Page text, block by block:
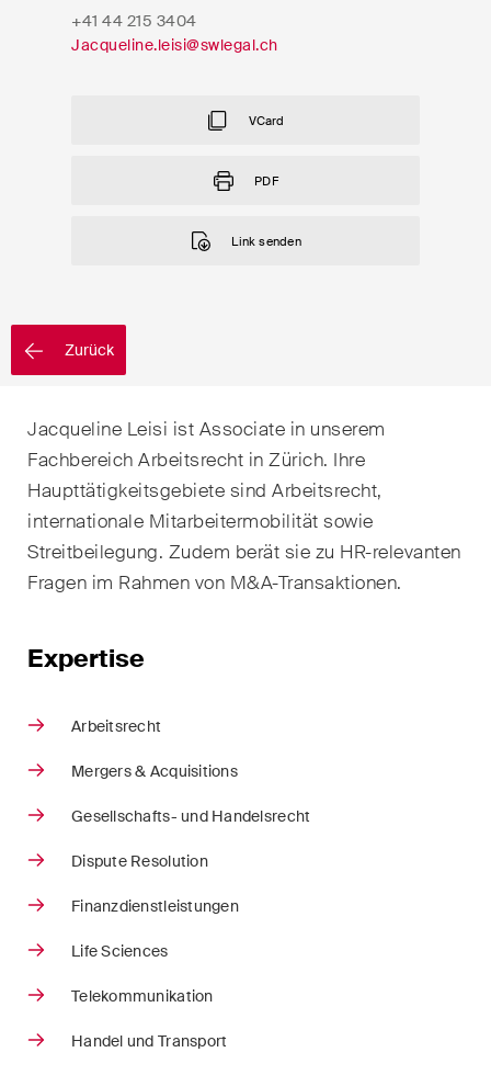
Zurück
+41 44 215 3404
Jacqueline.leisi@swlegal.ch
VCard
PDF
Link senden
Jacqueline Leisi ist Associate in unserem
Fachbereich Arbeitsrecht in Zürich. Ihre
Haupttätigkeitsgebiete sind Arbeitsrecht,
internationale Mitarbeitermobilität sowie
Streitbeilegung. Zudem berät sie zu HR-relevanten
Fragen im Rahmen von M&A-Transaktionen.
Expertise
Arbeitsrecht
Mergers & Acquisitions
Gesellschafts- und Handelsrecht
Dispute Resolution
Finanzdienstleistungen
Life Sciences
Telekommunikation
Handel und Transport
Nachname
Monatlich ausgewählte
Kernthemen aus unseren
Fachgebiete und Branchen,
sowie Newsflashes über die
Banking & Finance
Baurecht
Dispute Resolution
ESG
Energie
Handelsrecht / M&A
Handel und Transport